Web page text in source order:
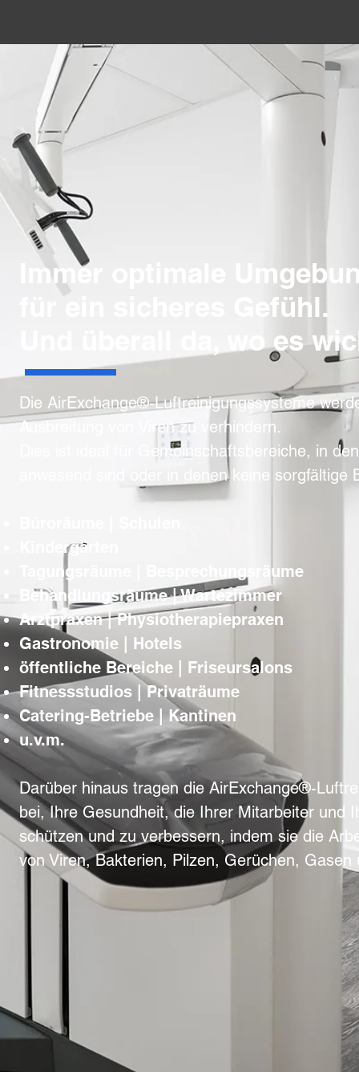
Immer optimale
für ein sicheres Gefühl.
Und überall da, wo es
Die AirExchange®-Luftreinigungssysteme
Ausbreitung von Viren zu verhindern.
Dies ist ideal für Gemeinschaftsbereiche, in
anwesend sind oder in denen keine sorgfältige
Kindergärten
Tagungsräume | Besprechungsräume
Behandlungsräume | Wartezimmer
Arztpraxen | Physiotherapiepraxen
Gastronomie | Hotels
öffentliche Bereiche | Friseursalons
Fitnessstudios | Privaträume
Catering-Betriebe | Kantinen
u.v.m.
Darüber hinaus tragen die AirExchange®-
bei, Ihre Gesundheit, die Ihrer Mitarbeiter und
schützen und zu verbessern, indem sie die
von Viren, Bakterien, Pilzen, Gerüchen,